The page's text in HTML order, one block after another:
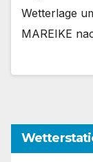
Wetterlage
MAREIKE